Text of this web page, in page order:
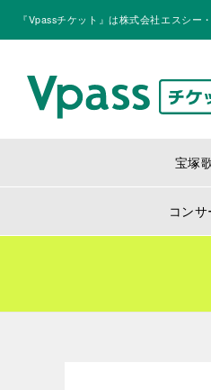
『Vpassチケット』は株式会社エスシー
宝塚
コンサ